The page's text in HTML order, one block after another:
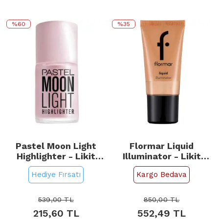
%60
Pastel Moon Light
Highlighter - Likit
Aydınlatıcı No: 100
Hediye Fırsatı
539,00TL
215,60 TL
%35
Flormar Liquid
Illuminator - Likit
Aydınlatıcı No: 02
Sunset Glow 35ml
Kargo Bedava
850,00TL
552,49 TL